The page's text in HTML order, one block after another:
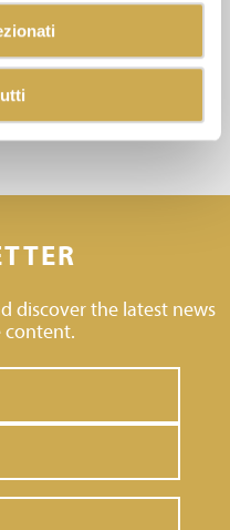
discover the latest news
content.